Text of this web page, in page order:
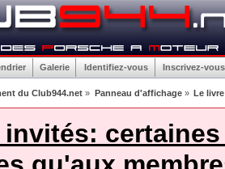
Galerie Identifiez-vous Inscrivez-vous
du Club944.net » Panneau d'affichage» Le